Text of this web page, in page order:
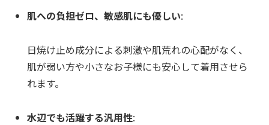
肌への負担ゼロ、敏感肌にも優しい:
日焼け止め成分による刺激や肌荒れの心配がなく、
肌が弱い方や小さなお子様にも安心して着用させら
れます。
水辺でも活躍する汎用性: